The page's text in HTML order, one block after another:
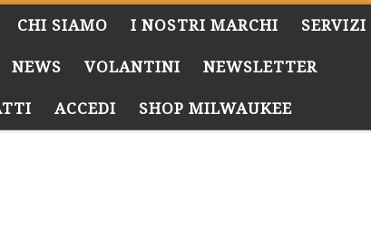
CHI SIAMO I NOSTRI MARCHI SERVIZI
NEWS VOLANTINI NEWSLETTER
ACCEDI SHOP MILWAUKEE